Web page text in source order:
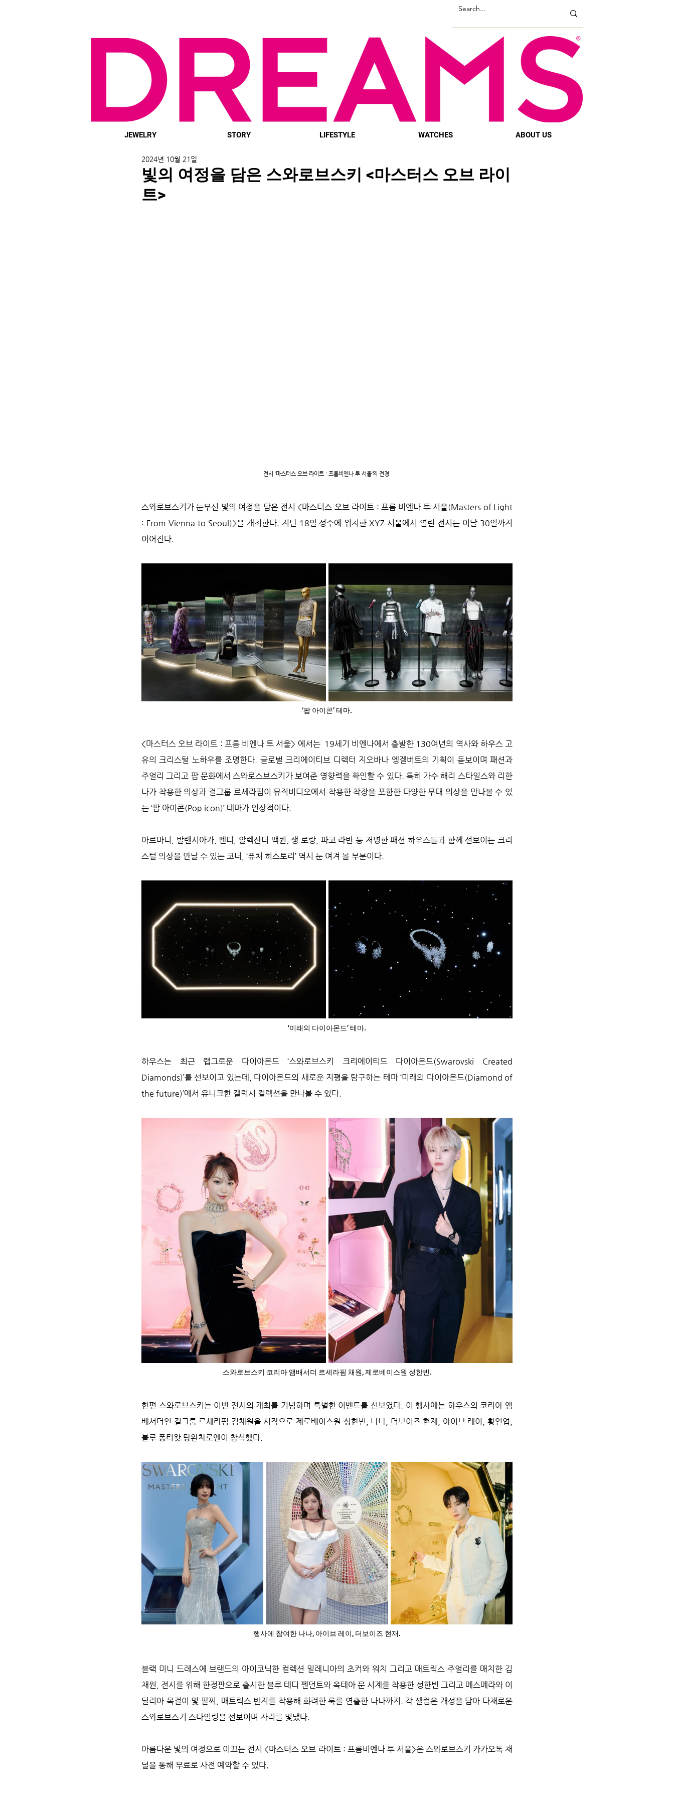
JEWELRY STORY LIFESTYLE WATCHES ABOUT US
빛의 여정을 담은 스와로브스키 <마스터스 오브 라이
트>
2024년 10월 21일
전시 ‘마스터스 오브 라이트 : 프롬비엔나 투 서울’의 전경.
스와로브스키가 눈부신 빛의 여정을 담은 전시 <마스터스 오브 라이트 : 프롬 비엔나 투 서울(Masters of Light
: From Vienna to Seoul)>을 개최한다. 지난 18일 성수에 위치한 XYZ 서울에서 열린 전시는 이달 30일까지
이어진다.
‘팝 아이콘’ 테마.
<마스터스 오브 라이트 : 프롬 비엔나 투 서울> 에서는  19세기 비엔나에서 출발한 130여년의 역사와 하우스 고
유의 크리스털 노하우를 조명한다. 글로벌 크리에이티브 디렉터 지오바나 엥겔버트의 기획이 돋보이며 패션과
주얼리 그리고 팝 문화에서 스와로스브스키가 보여준 영향력을 확인할 수 있다. 특히 가수 해리 스타일스와 리한
나가 착용한 의상과 걸그룹 르세라핌이 뮤직비디오에서 착용한 착장을 포함한 다양한 무대 의상을 만나볼 수 있
는 ‘팝 아이콘(Pop icon)’ 테마가 인상적이다.
아르마니, 발렌시아가, 펜디, 알렉산더 맥퀸, 생 로랑, 파코 라반 등 저명한 패션 하우스들과 함께 선보이는 크리
스털 의상을 만날 수 있는 코너, ‘퓨처 히스토리’ 역시 눈 여겨 볼 부분이다.
‘미래의 다이아몬드’ 테마.
하우스는 최근 랩그로운 다이아몬드 ‘스와로브스키 크리에이티드 다이아몬드(Swarovski Created
Diamonds)’를 선보이고 있는데, 다이아몬드의 새로운 지평을 탐구하는 테마 ‘미래의 다이아몬드(Diamond of
the future)’에서 유니크한 갤럭시 컬렉션을 만나볼 수 있다.
스와로브스키 코리아 앰배서더 르세라핌 채원, 제로베이스원 성한빈.
한편 스와로브스키는 이번 전시의 개최를 기념하며 특별한 이벤트를 선보였다. 이 행사에는 하우스의 코리아 앰
배서더인 걸그룹 르세라핌 김채원을 시작으로 제로베이스원 성한빈, 나나, 더보이즈 현재, 아이브 레이, 황인엽,
블루 퐁티왓 탕완차로엔이 참석했다.
행사에 참여한 나나, 아이브 레이, 더보이즈 현재.
블랙 미니 드레스에 브랜드의 아이코닉한 컬렉션 밀레니아의 초커와 워치 그리고 매트릭스 주얼리를 매치한 김
채원, 전시를 위해 한정판으로 출시한 블루 테디 펜던트와 옥테아 문 시계를 착용한 성한빈 그리고 메스메라와 이
딜리아 목걸이 및 팔찌, 매트릭스 반지를 착용해 화려한 룩를 연출한 나나까지. 각 셀럽은 개성을 담아 다채로운
스와로브스키 스타일링을 선보이며 자리를 빛냈다.
아름다운 빛의 여정으로 이끄는 전시 <마스터스 오브 라이트 : 프롬비엔나 투 서울>은 스와로브스키 카카오톡 채
널을 통해 무료로 사전 예약할 수 있다.